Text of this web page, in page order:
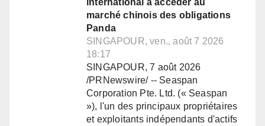
international à accéder au
marché chinois des obligations
Panda
SINGAPOUR, ven., août 7 2026
18:17
SINGAPOUR, 7 août 2026
/PRNewswire/ -- Seaspan
Corporation Pte. Ltd. (« Seaspan
»), l'un des principaux propriétaires
et exploitants indépendants d'actifs